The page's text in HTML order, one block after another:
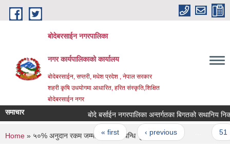
Skip to main content
बोदेबरसाईन नगरपालिका
नगर कार्यपालिकाको कार्यालय
बोदेबरसाईन, सप्तरी, मधेश प्रदेश , नेपाल सरकार
शहरी कृषि उधयोगमा आधारित, हरित संस्कृति,शिक्षित
बोदेबरसाईन नगर
समाचार बोदे बर्साईन नगरपालिका अन्तर्गतका बिगतको सथानिय
Pages
« first ‹ previous
You are here
Home » ५०% अनुदान रकम जम्मा गर्नु पर्ने सम्बन्धि सुचना |||